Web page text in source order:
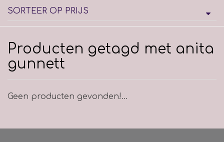
SORTEER OP PRIJS
Producten getagd met anita
gunnett
Geen producten gevonden!...